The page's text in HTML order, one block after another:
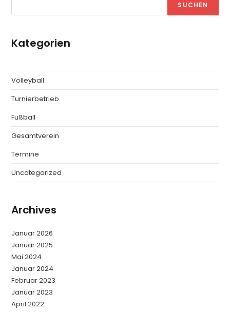
SUCHEN
Kategorien
Volleyball
Turnierbetrieb
Fußball
Gesamtverein
Termine
Uncategorized
Archives
Januar 2026
Januar 2025
Mai 2024
Januar 2024
Februar 2023
Januar 2023
April 2022